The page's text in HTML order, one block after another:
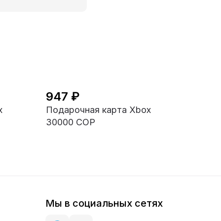
947 ₽
Подарочная карта Xbox
30000 COP
Мы в социальных сетях